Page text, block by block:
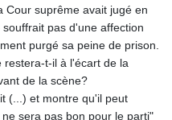
Cour suprême avait jugé en
pas d'une affection
purgé sa peine de prison.
restera-t-il à l'écart de la
de la scène?
(...) et montre qu'il peut
sera pas bon pour le parti"